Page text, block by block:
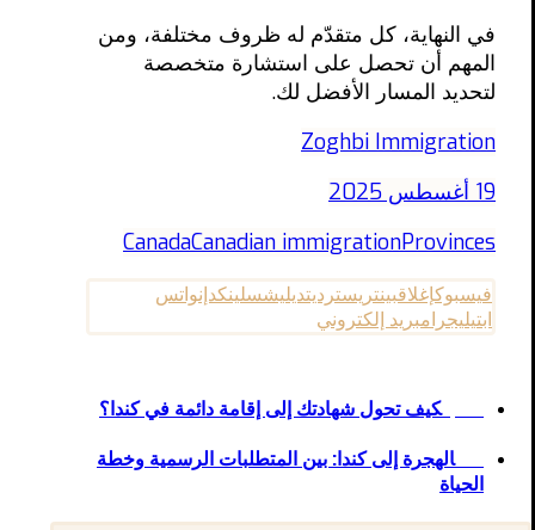
في النهاية، كل متقدّم له ظروف مختلفة، ومن
المهم أن تحصل على استشارة متخصصة
لتحديد المسار الأفضل لك.
Zoghbi Immigration
19 أغسطس 2025
CanadaCanadian immigrationProvinces
فيسبوكإغلاقبينتريسترديتديليشسلينكدإنواتس
ابتيليجرامبريد إلكتروني
السابقكيف تحول شهادتك إلى إقامة دائمة في كندا؟
التالىالهجرة إلى كندا: بين المتطلبات الرسمية وخطة
الحياة